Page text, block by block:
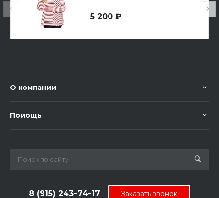
5 200 ₽
О компании
Помощь
8 (915) 243-74-17 Заказать звонок